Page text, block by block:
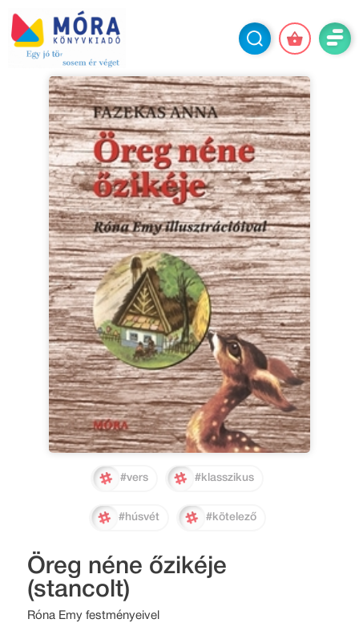
#vers #klasszikus
#húsvét #kötelező
Öreg néne őzikéje
(stancolt)
Róna Emy festményeivel